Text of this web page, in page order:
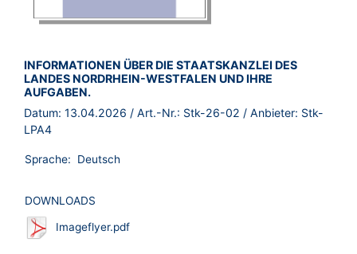
BROSCHÜRE:
INFORMATIONEN ÜBER DIE STAATSKANZLEI DES
LANDES NORDRHEIN-WESTFALEN UND IHRE
AUFGABEN.
Datum: 13.04.2026 / Art.-Nr.: Stk-26-02 / Anbieter: Stk-
LPA4
Sprache: Deutsch
DOWNLOADS
Imageflyer.pdf